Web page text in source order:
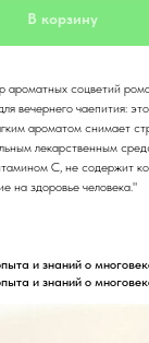
В корзину
ароматных соцветий
вечернего чаепития:
ароматом снимает
лекарственным
C, не содержит
на здоровье человека."
и знаний о
и знаний о